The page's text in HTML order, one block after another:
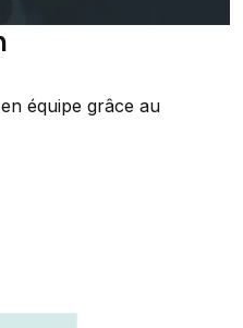
équipe grâce au